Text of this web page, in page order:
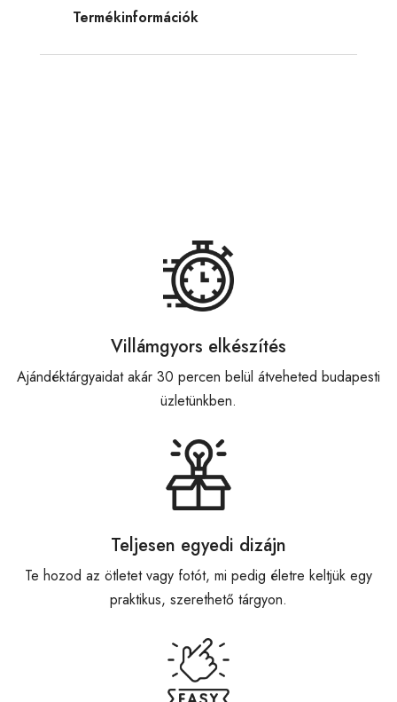
Termékinformációk
Villámgyors elkészítés
Ajándéktárgyaidat akár 30 percen belül átveheted budapesti
üzletünkben.
Teljesen egyedi dizájn
Te hozod az ötletet vagy fotót, mi pedig életre keltjük egy
praktikus, szerethető tárgyon.